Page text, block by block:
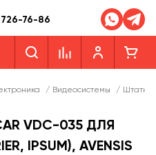
76-86
/ Видеосистемы /
VDC-035 ДЛЯ
IPSUM), AVENSIS